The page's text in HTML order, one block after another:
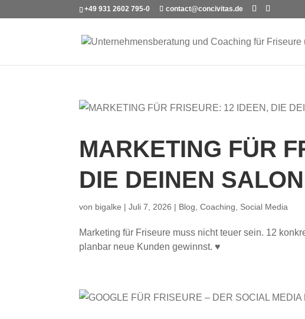
+49 931 2602 795-0 contact@concivitas.de
MARKETING FÜR
DIE DEINEN
von bigalke |Juli 7, 2026 | Blog ,Coaching Social Media
Marketing für Friseure muss nicht teuer sein. 12
planbar neue Kunden gewinnst. ♥